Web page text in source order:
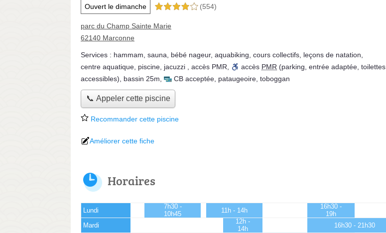
Ouvert le dimanche 4,0 étoiles sur 5 (554)
parc du Champ Sainte Marie
62140 Marconne
Services : hammam sauna bébé nageur, aquabiking cours collectifs leçons de natation
centre aquatique piscine jacuzzi accès PMR accès PMR (parking, entrée adaptée, toilettes
accessibles)
bassin 25m CB acceptée pataugeoire toboggan
📞 Appeler cette piscine
Recommander cette piscine
Améliorer cette fiche
Horaires
Lundi
7h30 -
10h45
11h - 14h
16h30 -
19h
Mardi
12h -
14h
16h30 - 21h30